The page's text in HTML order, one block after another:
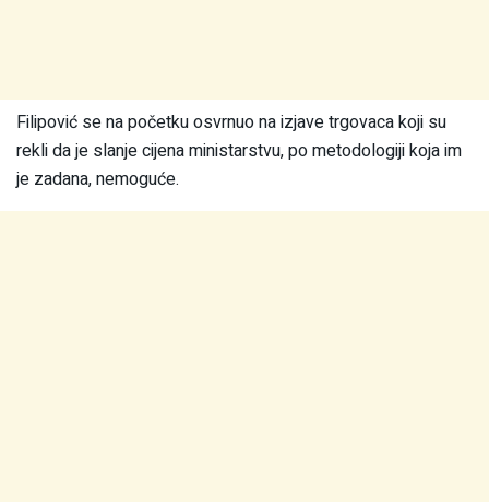
Filipović se na početku osvrnuo na izjave trgovaca koji su
rekli da je slanje cijena ministarstvu, po metodologiji koja im
je zadana, nemoguće.